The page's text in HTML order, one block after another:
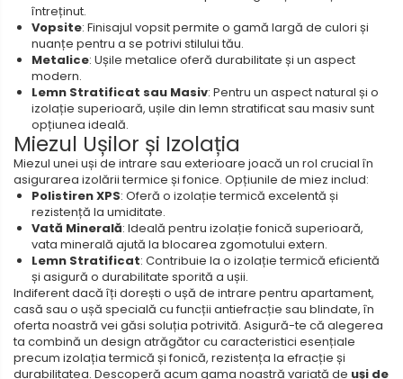
întreținut.
Vopsite: Finisajul vopsit permite o gamă largă de culori și
nuanțe pentru a se potrivi stilului tău.
Metalice: Ușile metalice oferă durabilitate și un aspect
modern.
Lemn Stratificat sau Masiv: Pentru un aspect natural și o
izolație superioară, ușile din lemn stratificat sau masiv sunt
opțiunea ideală.
Miezul Ușilor și Izolația
Miezul unei uși de intrare sau exterioare joacă un rol crucial în
asigurarea izolării termice și fonice. Opțiunile de miez includ:
Polistiren XPS: Oferă o izolație termică excelentă și
rezistență la umiditate.
Vată Minerală: Ideală pentru izolație fonică superioară,
vata minerală ajută la blocarea zgomotului extern.
Lemn Stratificat: Contribuie la o izolație termică eficientă
și asigură o durabilitate sporită a ușii.
Indiferent dacă îți dorești o ușă de intrare pentru apartament,
casă sau o ușă specială cu funcții antiefracție sau blindate, în
oferta noastră vei găsi soluția potrivită. Asigură-te că alegerea
ta combină un design atrăgător cu caracteristici esențiale
precum izolația termică și fonică, rezistența la efracție și
durabilitatea. Descoperă acum gama noastră variată de uși de